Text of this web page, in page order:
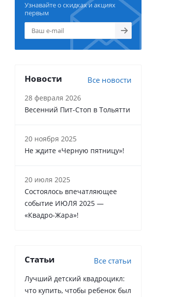
Узнавайте о скидках и акциях
первым
Новости Все новости
28 февраля 2026
Весенний Пит-Стоп в Тольятти
20 ноября 2025
Не ждите «Черную пятницу»!
20 июля 2025
Состоялось впечатляющее
событие ИЮЛЯ 2025 —
«Квадро-Жара»!
Статьи Все статьи
Лучший детский квадроцикл:
что купить, чтобы ребенок был